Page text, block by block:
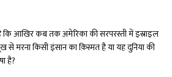
आखिर कब तक अमेरिका की सरपरस्ती में इस्राइल
से मरना किसी इंसान का क़िस्मत है या यह दुनिया की
है?